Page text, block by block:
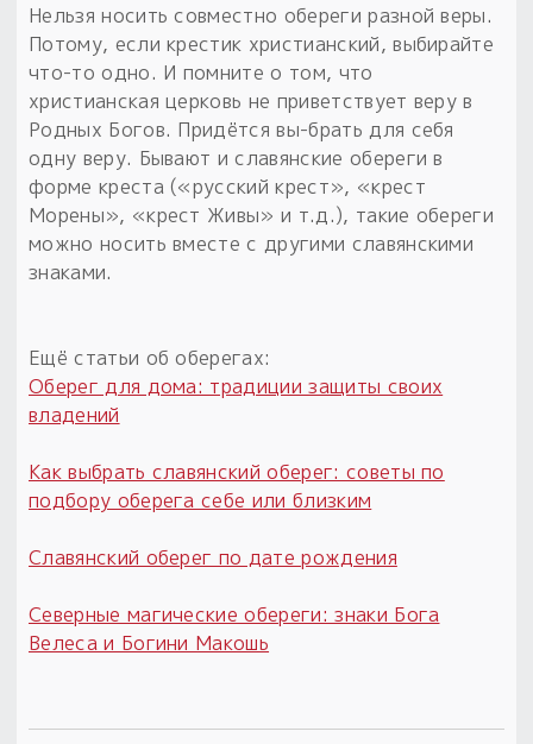
Нельзя носить совместно обереги разной веры.
Потому, если крестик христианский, выбирайте
что-то одно. И помните о том, что
христианская церковь не приветствует веру в
Родных Богов. Придётся вы-брать для себя
одну веру. Бывают и славянские обереги в
форме креста («русский крест», «крест
Морены», «крест Живы» и т.д.), такие обереги
можно носить вместе с другими славянскими
знаками.
Ещё статьи об оберегах:
Оберег для дома: традиции защиты своих
владений
Как выбрать славянский оберег: советы по
подбору оберега себе или близким
Славянский оберег по дате рождения
Северные магические обереги: знаки Бога
Велеса и Богини Макошь